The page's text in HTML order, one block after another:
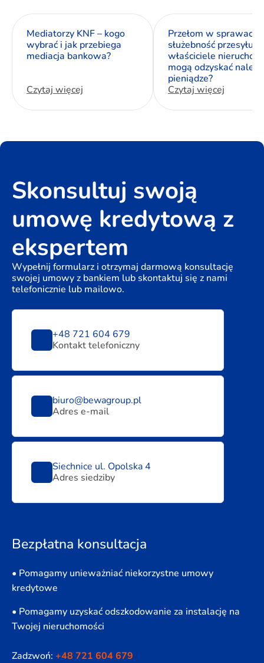
Mediatorzy KNF – kogo
wybrać i jak przebiega
mediacja bankowa?
Czytaj więcej
Przełom w sprawach
służebność przesyłu.
właściciele
mogą odzyskać
pieniądze?
Czytaj więcej
Skonsultuj swoją
umowę kredytową z
ekspertem
Wypełnij formularz i otrzymaj darmową konsultację
swojej umowy z bankiem lub skontaktuj się z nami
telefonicznie lub mailowo.
+48 721 604 679
Kontakt telefoniczny
biuro@bewagroup.pl
Adres e-mail
Siechnice ul. Opolska 4
Adres siedziby
Bezpłatna konsultacja
• Pomagamy unieważniać niekorzystne umowy
kredytowe
• Pomagamy uzyskać odszkodowanie za instalację na
Twojej nieruchomości
Zadzwoń: +48 721 604 679